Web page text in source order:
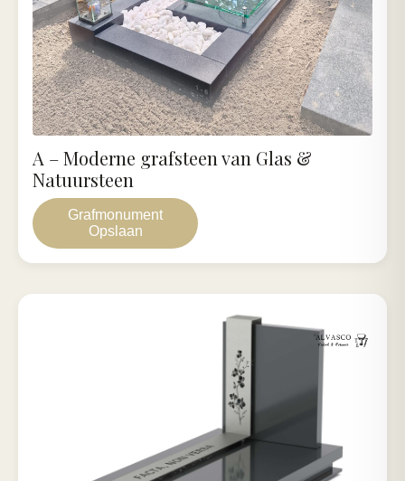
Grafmonument
Opslaan
A – Moderne grafsteen van Glas &
Natuursteen